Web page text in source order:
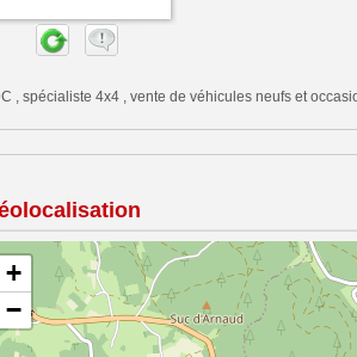
, spécialiste 4x4 , vente de véhicules neufs et
+
−